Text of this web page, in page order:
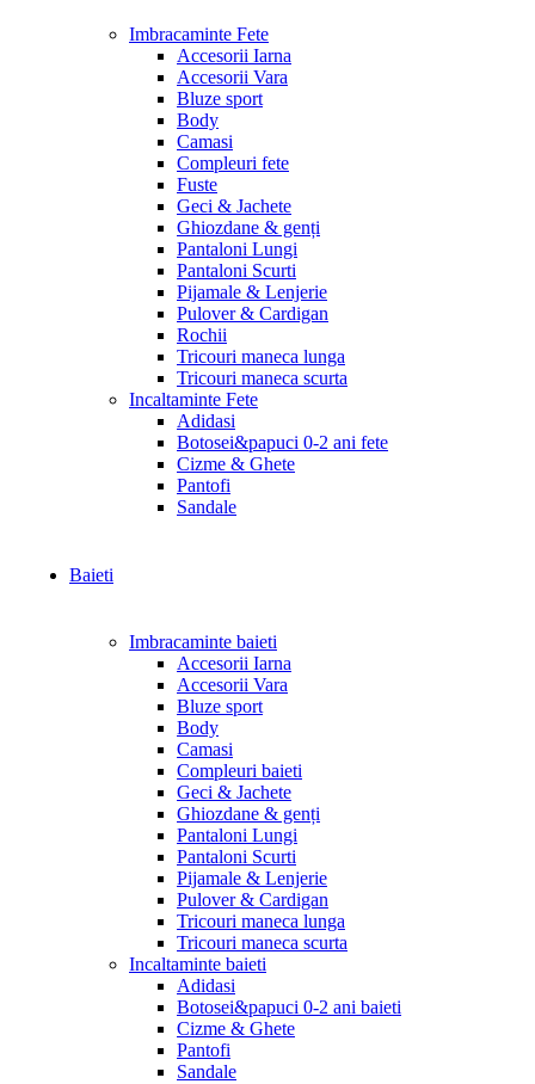
Imbracaminte Fete
Accesorii Iarna
Accesorii Vara
Bluze sport
Body
Camasi
Compleuri fete
Fuste
Geci & Jachete
Ghiozdane & genți
Pantaloni Lungi
Pantaloni Scurti
Pijamale & Lenjerie
Pulover & Cardigan
Rochii
Tricouri maneca lunga
Tricouri maneca scurta
Incaltaminte Fete
Adidasi
Botosei&papuci 0-2 ani fete
Cizme & Ghete
Pantofi
Sandale
Baieti
Imbracaminte baieti
Accesorii Iarna
Accesorii Vara
Bluze sport
Body
Camasi
Compleuri baieti
Geci & Jachete
Ghiozdane & genți
Pantaloni Lungi
Pantaloni Scurti
Pijamale & Lenjerie
Pulover & Cardigan
Tricouri maneca lunga
Tricouri maneca scurta
Incaltaminte baieti
Adidasi
Botosei&papuci 0-2 ani baieti
Cizme & Ghete
Pantofi
Sandale